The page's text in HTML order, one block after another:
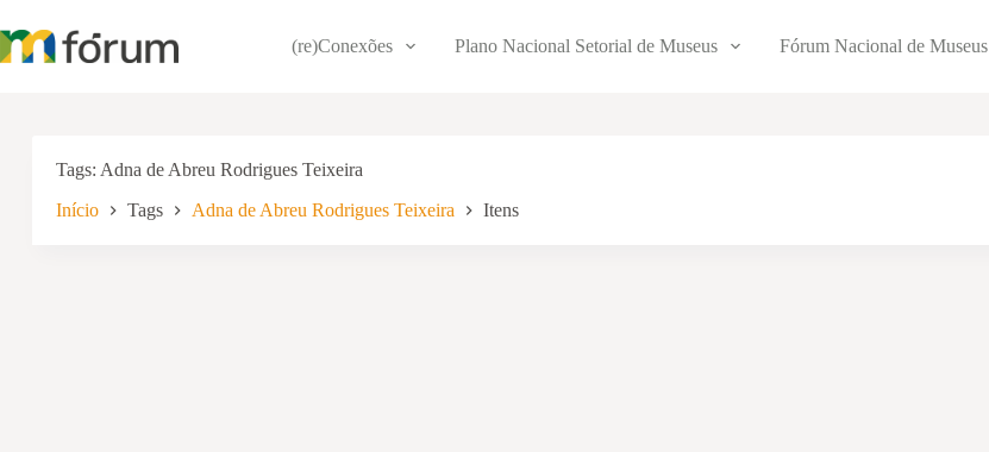
para
o
(re)Conexões Plano Nacional Setorial de Museus Fórum Nacional de Museus
Tags Adna de Abreu Rodrigues Teixeira
Início Tags Adna de Abreu Rodrigues Teixeira Itens